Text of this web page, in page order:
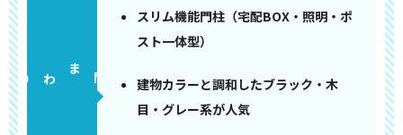
門まわり
スリム機能門柱（宅配BOX・照明・ポ
スト一体型）
建物カラーと調和したブラック・木
目・グレー系が人気